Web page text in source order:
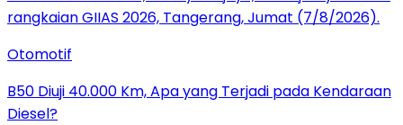
Otomotif
B50 Diuji 40.000 Km, Apa yang Terjadi pada Kendaraan
Diesel?